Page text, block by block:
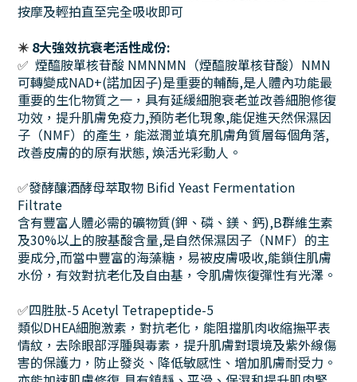
按摩及輕拍直至完全吸收即可
✴️ 8大強效抗衰老活性成份:
✅ ​煙醯胺單核苷酸 NMN​NMN（煙醯胺單核苷酸）NMN
可轉變成NAD+(諾加因子)是重要的輔酶,是人體內功能最
重要的生化物質之一，具有延緩細胞衰老並改善細胞修復
功效，提升肌膚免疫力,預防老化現象,能促進天然保濕因
子（NMF）的產生，能滋潤並填充肌膚角質層每個角落,
改善皮膚的的原有狀態, 煥活光彩動人。
✅發酵釀酒酵母萃取物 Bifid Yeast Fermentation
Filtrate
含有豐富人體必需的礦物質(鉀、磷、鎂、鈣),B群維生素
及30%以上的胺基酸含量,是自然保濕因子（NMF）的主
要成分,而當中豐富的海藻糖，易被皮膚吸收,能鎖住肌膚
水份，有效對抗老化及自由基，令肌膚恢復彈性有光澤。
✅四胜肽-5 Acetyl Tetrapeptide-5
類似DHEA細胞激素，對抗老化，能阻擋肌肉收縮撫平表
情紋，去除眼部浮腫與毒素，提升肌膚對環境及紫外線傷
害的保護力，防止發炎、降低敏感性、增加肌膚耐受力。